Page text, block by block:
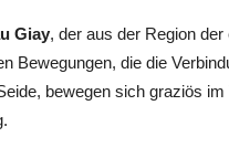
Giay, der aus der Region
Bewegungen, die die
bewegen sich graziös